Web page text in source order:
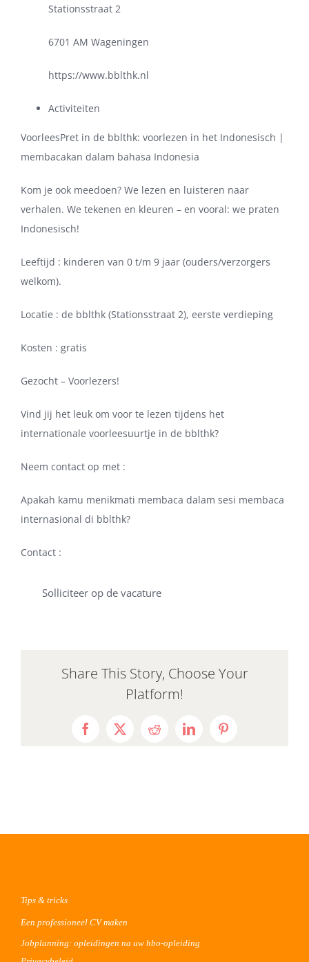
Stationsstraat 2
6701 AM Wageningen
https://www.bblthk.nl
Activiteiten
VoorleesPret in de bblthk: voorlezen in het Indonesisch |
membacakan dalam bahasa Indonesia
Kom je ook meedoen? We lezen en luisteren naar
verhalen. We tekenen en kleuren – en vooral: we praten
Indonesisch!
Leeftijd : kinderen van 0 t/m 9 jaar (ouders/verzorgers
welkom).
Locatie : de bblthk (Stationsstraat 2), eerste verdieping
Kosten : gratis
Gezocht – Voorlezers!
Vind jij het leuk om voor te lezen tijdens het
internationale voorleesuurtje in de bblthk?
Neem contact op met :
Apakah kamu menikmati membaca dalam sesi membaca
internasional di bblthk?
Contact :
Solliciteer op de vacature
Share This Story, Choose Your
Platform!
Facebook
X RedditLinkedInPinterest
Tips & tricks
Een professioneel CV maken
Jobplanning: opleidingen na uw hbo-opleiding